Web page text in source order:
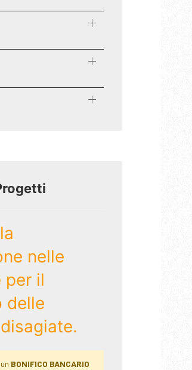
nelle
per il
delle
BONIFICO BANCARIO